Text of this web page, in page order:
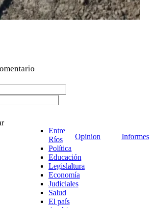
Entre
Ríos
Política
Educación
Legislaltura
Economía
Judiciales
Salud
El país
Opinion Informes